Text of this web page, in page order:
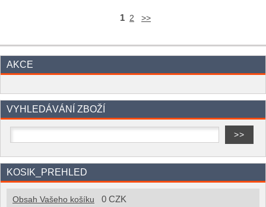
1 2 >>
AKCE
VYHLEDÁVÁNÍ ZBOŽÍ
KOSIK_PREHLED
Obsah Vašeho košíku 0 CZK